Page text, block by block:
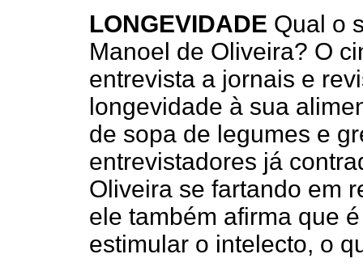
LONGEVIDADE Qual o
Manoel de Oliveira? O
entrevista a jornais e
longevidade à sua
de sopa de legumes e
entrevistadores já
Oliveira se fartando em
ele também afirma que
estimular o intelecto, o